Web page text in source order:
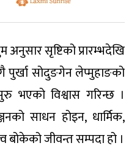
अनुसार सृष्टिको प्रारम्भदेखि
सोदुङगेन लेप्मुहाङको
भएको विश्वास गरिन्छ ।
साधन होइन, धार्मिक,
जीवन्त सम्पदा हो ।